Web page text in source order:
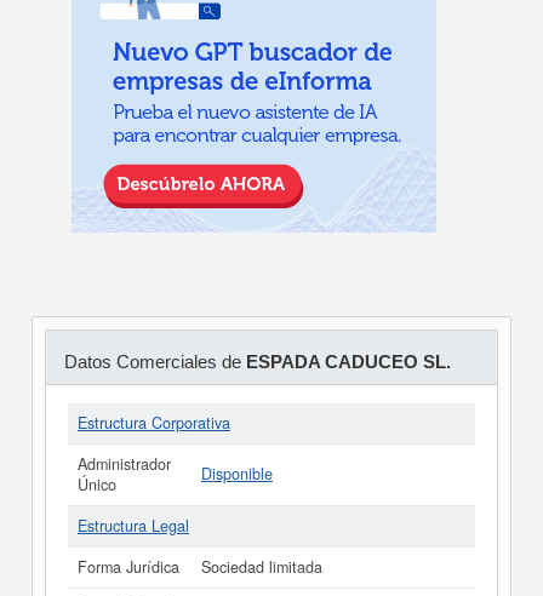
Datos Comerciales de ESPADA CADUCEO SL.
Estructura Corporativa
Administrador
Único
Disponible
Estructura Legal
Forma Jurídica
Sociedad limitada